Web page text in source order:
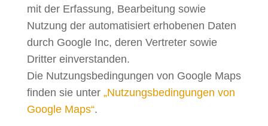
mit der Erfassung, Bearbeitung sowie
Nutzung der automatisiert erhobenen Daten
durch Google Inc, deren Vertreter sowie
Dritter einverstanden.
Die Nutzungsbedingungen von Google Maps
finden sie unter „Nutzungsbedingungen von
Google Maps“.